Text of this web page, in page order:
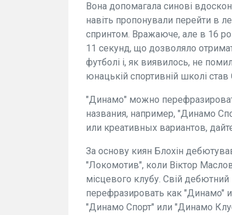
Вона допомагала синові
навіть пропонували перейти в
спринтом. Вражаюче, але в 16
11 секунд, що дозволяло
футболі і, як виявилось, не
юнацькій спортивній школі
"Динамо" можно
названия, например, "Динамо
или креативных вариантов,
За основу киян Блохін
"Локомотив", коли Віктор
місцевого клубу. Свій
перефразировать как "Динамo"
"Динамо Спорт" или "Динамо